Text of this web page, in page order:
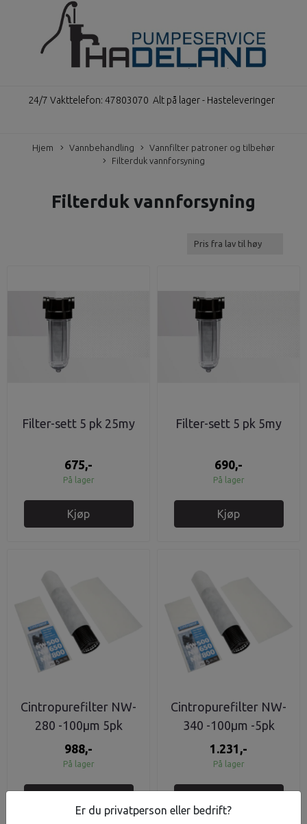
24/7 Vakttelefon: 47803070 Alt på lager - Hasteleveringer
Hjem Vannbehandling
Vannfilter patroner og tilbehør
Filterduk vannforsyning
Filterduk vannforsyning
Filter-sett 5 pk 25my
675,-
På lager
Kjøp
Filter-sett 5 pk 5my
690,-
På lager
Kjøp
Cintropurefilter NW-
280 -100μm 5pk
988,-
På lager
Cintropurefilter NW-
340 -100μm -5pk
1.231,-
På lager
Er du privatperson eller bedrift?